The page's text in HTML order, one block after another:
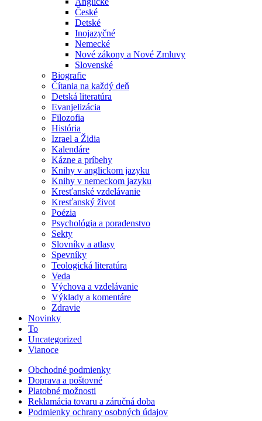
České
Detské
Inojazyčné
Nemecké
Nové zákony a Nové Zmluvy
Slovenské
Biografie
Čítania na každý deň
Detská literatúra
Evanjelizácia
Filozofia
História
Izrael a Židia
Kalendáre
Kázne a príbehy
Knihy v anglickom jazyku
Knihy v nemeckom jazyku
Kresťanské vzdelávanie
Kresťanský život
Poézia
Psychológia a poradenstvo
Sekty
Slovníky a atlasy
Spevníky
Teologická literatúra
Veda
Výchova a vzdelávanie
Výklady a komentáre
Zdravie
Novinky
To
Uncategorized
Vianoce
Obchodné podmienky
Doprava a poštovné
Platobné možnosti
Reklamácia tovaru a záručná doba
Podmienky ochrany osobných údajov